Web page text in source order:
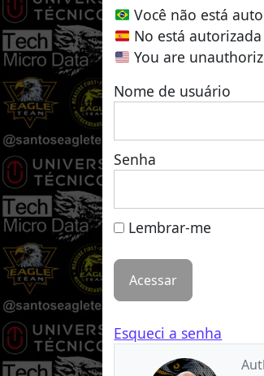
Você não está
No está
You are
Nome de usuário
Senha
Lembrar-me
Esqueci a senha